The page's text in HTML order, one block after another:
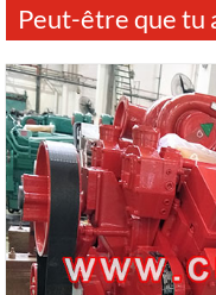
Peut-être que tu